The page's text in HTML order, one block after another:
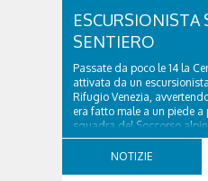
ESCURSIONISTA
SENTIERO
Passate da poco le 14 la
attivata da un
Rifugio Venezia,
era fatto male a un piede
squadra del Soccorso
ha quindi raggiunto
NOTIZIE